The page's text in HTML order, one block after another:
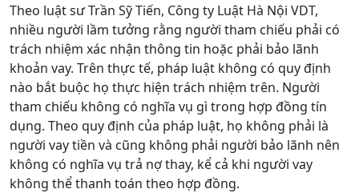
Theo luật sư Trần Sỹ Tiến, Công ty Luật Hà Nội VDT,
nhiều người lầm tưởng rằng người tham chiếu phải có
trách nhiệm xác nhận thông tin hoặc phải bảo lãnh
khoản vay. Trên thực tế, pháp luật không có quy định
nào bắt buộc họ thực hiện trách nhiệm trên. Người
tham chiếu không có nghĩa vụ gì trong hợp đồng tín
dụng. Theo quy định của pháp luật, họ không phải là
người vay tiền và cũng không phải người bảo lãnh nên
không có nghĩa vụ trả nợ thay, kể cả khi người vay
không thể thanh toán theo hợp đồng.